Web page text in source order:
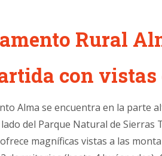
Rural
con vistas
Alma se encuentra en la parte
del Parque Natural de Sierras
magníficas vistas a las